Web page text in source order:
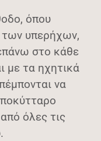
όπου
των υπερήχων,
στο κάθε
με τα ηχητικά
να
όλες τις